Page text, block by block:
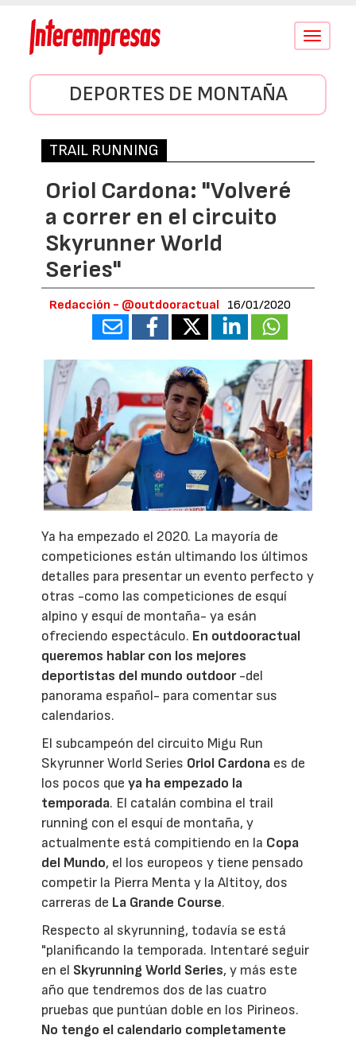
Conmutar
DEPORTES DE MONTAÑA
TRAIL RUNNING
Oriol Cardona: "Volveré
a correr en el circuito
Skyrunner World
Series"
Redacción - @outdooractual 16/01/2020
Ya ha empezado el 2020. La mayoría de
competiciones están ultimando los últimos
detalles para presentar un evento perfecto y
otras -como las competiciones de esquí
alpino y esquí de montaña- ya esán
ofreciendo espectáculo. En outdooractual
queremos hablar con los mejores
deportistas del mundo outdoor-del
panorama español- para comentar sus
calendarios.
El subcampeón del circuito Migu Run
Skyrunner World Series Oriol Cardona es de
los pocos queya ha empezado la
temporada. El catalán combina el trail
running con el esquí de montaña, y
actualmente está compitiendo en la Copa
del Mundo, el los europeos y tiene pensado
competir la Pierra Menta y la Altitoy, dos
carreras de La Grande Course.
Respecto al skyrunning, todavía se está
"planificando la temporada. Intentaré seguir
en el Skyrunning World Series, y más este
año que tendremos dos de las cuatro
pruebas que puntúan doble en los Pirineos.
No tengo el calendario completamente